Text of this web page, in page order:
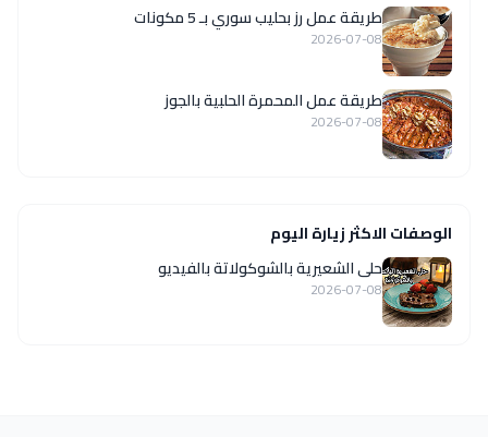
طريقة عمل رز بحليب سوري بـ 5 مكونات
2026-07-08
طريقة عمل المحمرة الحلبية بالجوز
2026-07-08
الوصفات الاكثر زيارة اليوم
حلى الشعيرية بالشوكولاتة بالفيديو
2026-07-08